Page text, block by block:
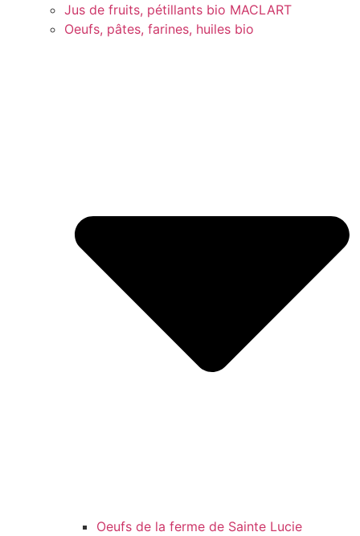
Jus de fruits, pétillants bio MACLART
Oeufs, pâtes, farines, huiles bio
Oeufs de la ferme de Sainte Lucie